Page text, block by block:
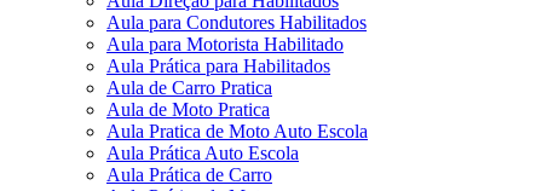
Aula para Condutores Habilitados
Aula para Motorista Habilitado
Aula Prática para Habilitados
Aula de Carro Pratica
Aula de Moto Pratica
Aula Pratica de Moto Auto Escola
Aula Prática Auto Escola
Aula Prática de Carro